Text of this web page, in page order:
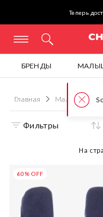
Теперь
БРЕНДЫ
Главная Мальчики
Фильтры
На
60% OFF